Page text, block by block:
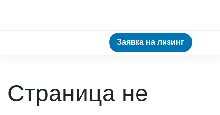
Заявка на лизинг
Страница не